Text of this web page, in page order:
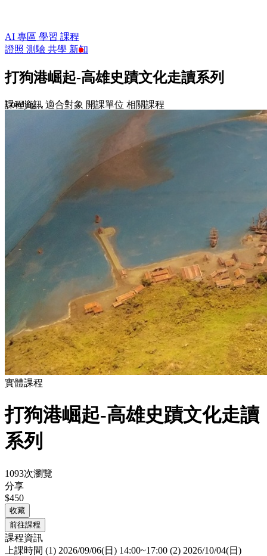
AI 專區 學習 課程
證照 測驗 共學 新知
打狗港崛起-高雄史蹟文化走讀系列
課程資訊 適合對象 開課單位 相關課程
Loading...
實體課程
打狗港崛起-高雄史蹟文化走讀
系列
1093次瀏覽
分享
$450
收藏
前往課程
課程資訊
上課時間 (1) 2026/09/06(日) 14:00~17:00 (2) 2026/10/04(日)